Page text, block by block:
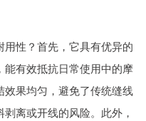
性？首先，它具有优异的
有效抵抗日常使用中的摩
果均匀，避免了传统缝线
离或开线的风险。此外，